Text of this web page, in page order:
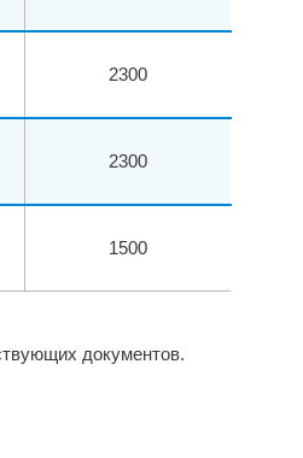
2300
2300
1500
документов.